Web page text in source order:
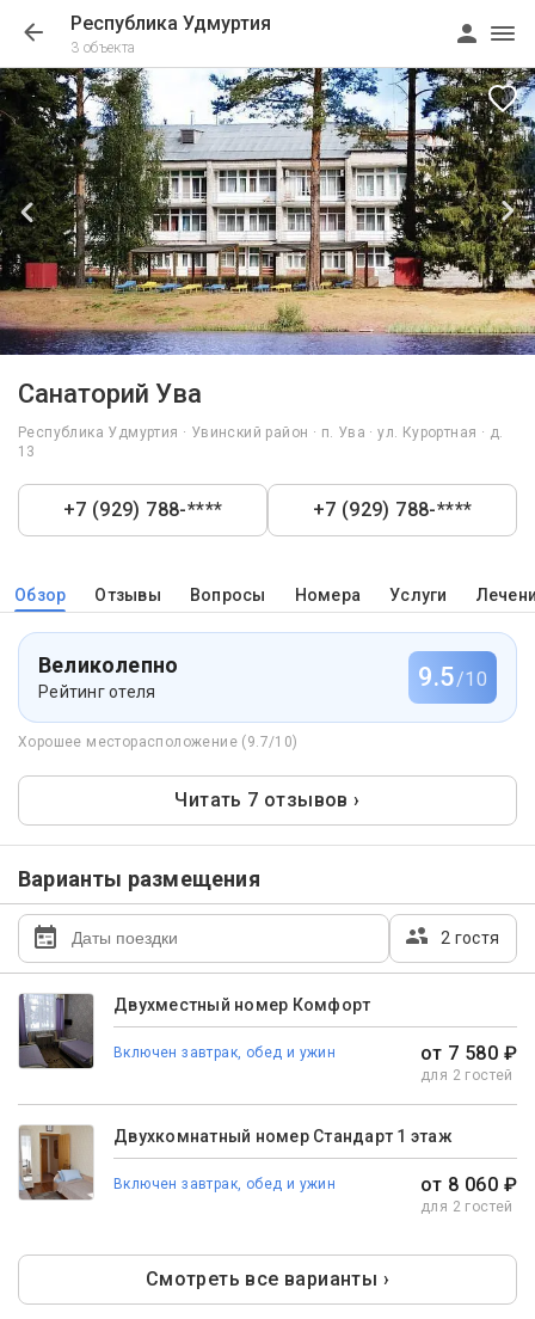
Республика Удмуртия
3 объекта
Санаторий Ува
Республика Удмуртия · Увинский район · п. Ува · ул. Курортная · д.
13
+7 (929) 788-**** +7 (929) 788-****
Обзор Отзывы Вопросы Номера Услуги
Великолепно
Рейтинг отеля 9.5/10
Хорошее месторасположение (9.7/10)
Читать 7 отзывов ›
Варианты размещения
2 гостя
Двухместный номер Комфорт
Включен завтрак, обед и ужин от 7 580 ₽
для 2 гостей
Двухкомнатный номер Стандарт 1 этаж
Включен завтрак, обед и ужин от 8 060 ₽
для 2 гостей
Смотреть все варианты ›